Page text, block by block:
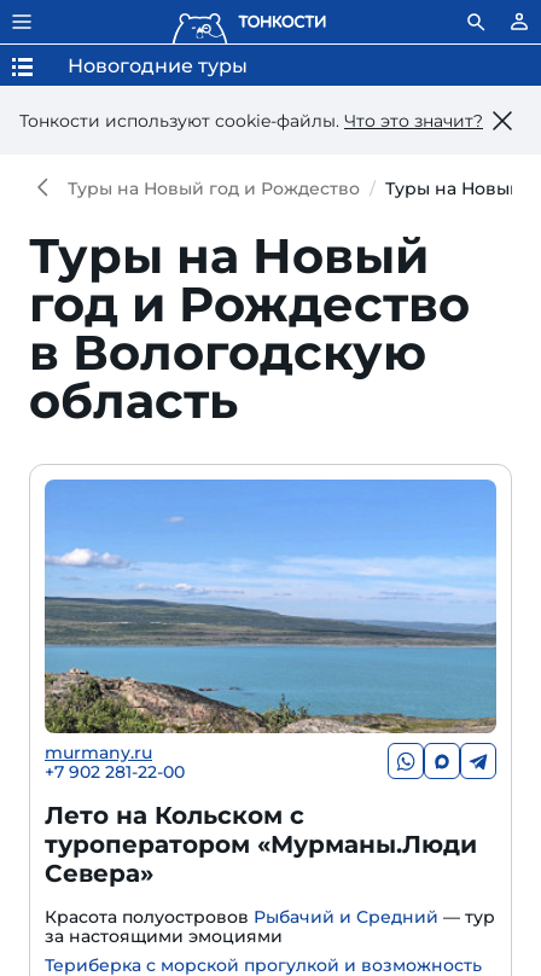
Тонкости используют сookie-файлы. Что это значит?
Новогодние туры
Туры на Новый год и Рождество Туры на Новый
Туры на Новый
год и Рождество
в Вологодскую
область
murmany.ru
+7 902 281-22-00
Лето на Кольском с
туроператором «Мурманы.Люди
Севера»
Красота полуостровов Рыбачий и Средний — тур
за настоящими эмоциями
Териберка с морской прогулкой и возможность